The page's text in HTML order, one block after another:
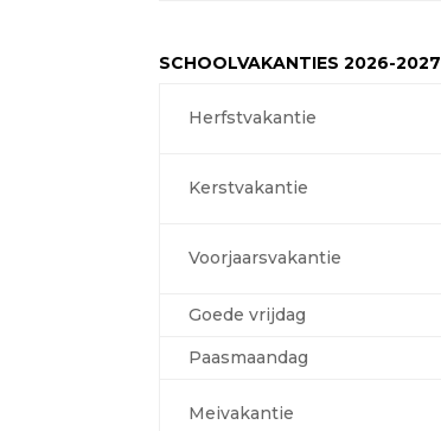
SCHOOLVAKANTIES 2026-2027
Herfstvakantie
Kerstvakantie
Voorjaarsvakantie
Goede vrijdag
Paasmaandag
Meivakantie